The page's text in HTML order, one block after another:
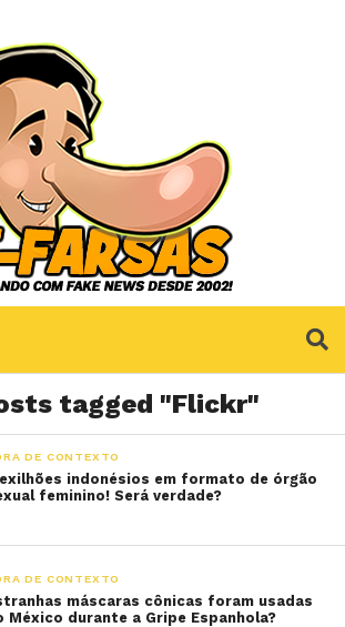
tagged "Flickr"
DE CONTEXTO
indonésios em formato de órgão
feminino! Será verdade?
DE CONTEXTO
máscaras cônicas foram usadas
México durante a Gripe Espanhola?